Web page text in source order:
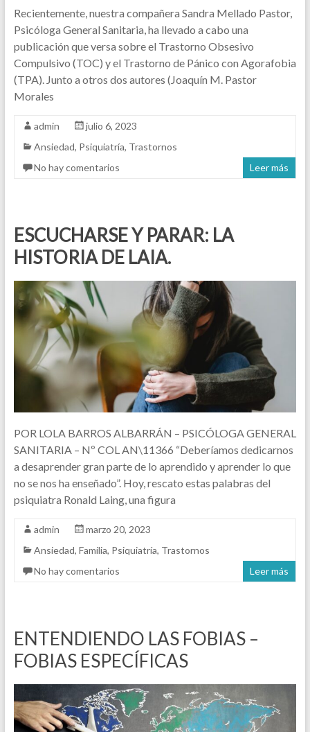
Recientemente, nuestra compañera Sandra Mellado Pastor,
Psicóloga General Sanitaria, ha llevado a cabo una
publicación que versa sobre el Trastorno Obsesivo
Compulsivo (TOC) y el Trastorno de Pánico con Agorafobia
(TPA). Junto a otros dos autores (Joaquín M. Pastor
Morales
admin
julio 6, 2023
Ansiedad, Psiquiatría, Trastornos
No hay comentarios
Leer más
ESCUCHARSE Y PARAR: LA
HISTORIA DE LAIA.
POR LOLA BARROS ALBARRÁN – PSICÓLOGA GENERAL
SANITARIA – Nº COL AN\11366 “Deberíamos dedicarnos
a desaprender gran parte de lo aprendido y aprender lo que
no se nos ha enseñado”. Hoy, rescato estas palabras del
psiquiatra Ronald Laing, una figura
admin
marzo 20, 2023
Ansiedad, Familia, Psiquiatría, Trastornos
No hay comentarios
Leer más
ENTENDIENDO LAS FOBIAS –
FOBIAS ESPECÍFICAS